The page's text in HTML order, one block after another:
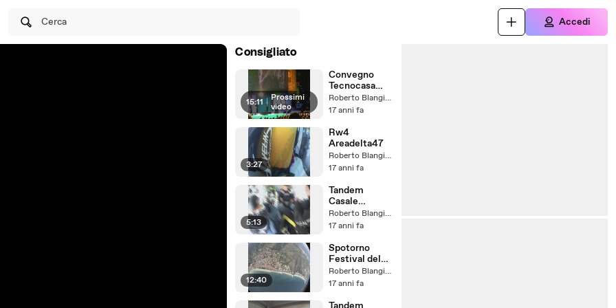
Cerca Accedi
Consigliato
15:11 | Prossimi
video
Convegno
Tecnocasa
2009
Roberto Blangiardi
17 anni fa
3:27
Rw4
Areadelta47
Roberto Blangiardi
17 anni fa
5:13
Tandem
Casale
monferrato
Areadelta47
Roberto Blangiardi
17 anni fa
12:40
Spotorno
Festival del
Vento 2009 Roberto Blangiardi
17 anni fa